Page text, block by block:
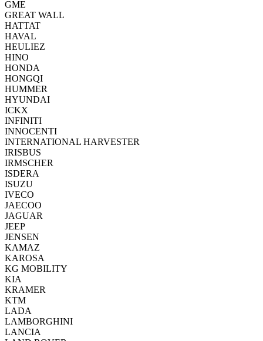
GME
GREAT WALL
HATTAT
HAVAL
HEULIEZ
HINO
HONDA
HONGQI
HUMMER
HYUNDAI
ICKX
INFINITI
INNOCENTI
INTERNATIONAL HARVESTER
IRISBUS
IRMSCHER
ISDERA
ISUZU
IVECO
JAECOO
JAGUAR
JEEP
JENSEN
KAMAZ
KAROSA
KG MOBILITY
KIA
KRAMER
KTM
LADA
LAMBORGHINI
LANCIA